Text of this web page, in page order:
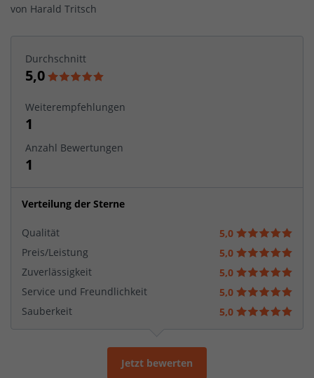
von Harald Tritsch
Durchschnitt
5,0
Weiterempfehlungen
1
Anzahl Bewertungen
1
Verteilung der Sterne
Qualität
5,0
Preis/Leistung
5,0
Zuverlässigkeit
5,0
Service und Freundlichkeit
5,0
Sauberkeit
5,0
Jetzt bewerten